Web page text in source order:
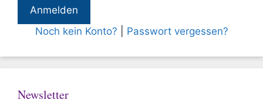
Noch kein Konto? Passwort vergessen?
Newsletter